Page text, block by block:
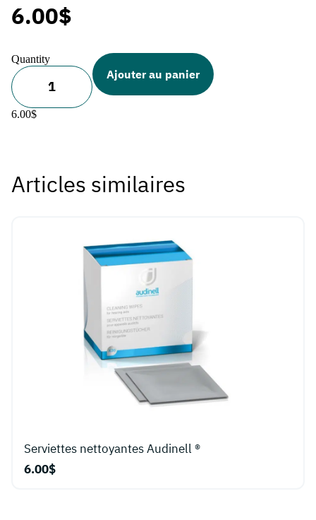
6.00$
Quantity
quantité
de
Gel
otologique
6.00$
Ajouter au panier
Articles similaires
Serviettes nettoyantes Audinell ®
6.00$